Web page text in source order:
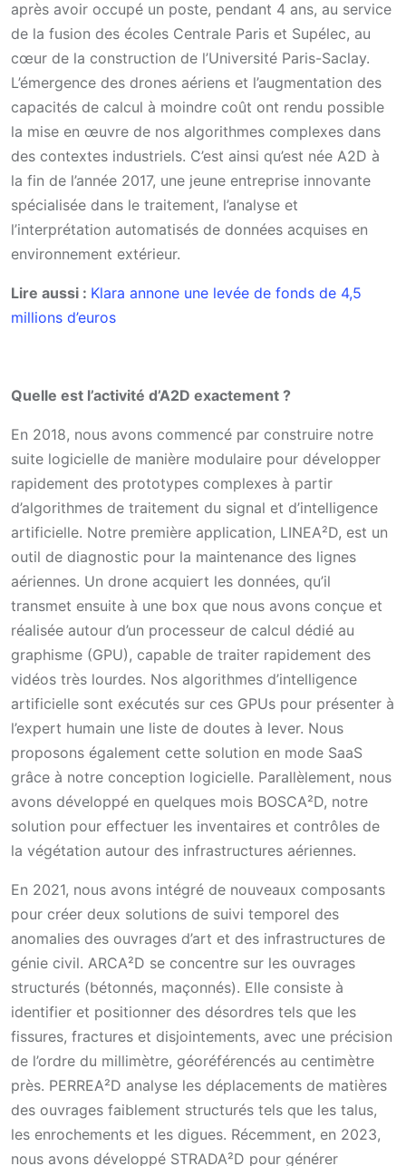
après avoir occupé un poste, pendant 4 ans, au service
de la fusion des écoles Centrale Paris et Supélec, au
cœur de la construction de l’Université Paris-Saclay.
L’émergence des drones aériens et l’augmentation des
capacités de calcul à moindre coût ont rendu possible
la mise en œuvre de nos algorithmes complexes dans
des contextes industriels. C’est ainsi qu’est née A2D à
la fin de l’année 2017, une jeune entreprise innovante
spécialisée dans le traitement, l’analyse et
l’interprétation automatisés de données acquises en
environnement extérieur.
Lire aussi : Klara annone une levée de fonds de 4,5
millions d’euros
Quelle est l’activité d’A2D exactement ?
En 2018, nous avons commencé par construire notre
suite logicielle de manière modulaire pour développer
rapidement des prototypes complexes à partir
d’algorithmes de traitement du signal et d’intelligence
artificielle. Notre première application, LINEA²D, est un
outil de diagnostic pour la maintenance des lignes
aériennes. Un drone acquiert les données, qu’il
transmet ensuite à une box que nous avons conçue et
réalisée autour d’un processeur de calcul dédié au
graphisme (GPU), capable de traiter rapidement des
vidéos très lourdes. Nos algorithmes d’intelligence
artificielle sont exécutés sur ces GPUs pour présenter à
l’expert humain une liste de doutes à lever. Nous
proposons également cette solution en mode SaaS
grâce à notre conception logicielle. Parallèlement, nous
avons développé en quelques mois BOSCA²D, notre
solution pour effectuer les inventaires et contrôles de
la végétation autour des infrastructures aériennes.
En 2021, nous avons intégré de nouveaux composants
pour créer deux solutions de suivi temporel des
anomalies des ouvrages d’art et des infrastructures de
génie civil. ARCA²D se concentre sur les ouvrages
structurés (bétonnés, maçonnés). Elle consiste à
identifier et positionner des désordres tels que les
fissures, fractures et disjointements, avec une précision
de l’ordre du millimètre, géoréférencés au centimètre
près. PERREA²D analyse les déplacements de matières
des ouvrages faiblement structurés tels que les talus,
les enrochements et les digues. Récemment, en 2023,
nous avons développé STRADA²D pour générer